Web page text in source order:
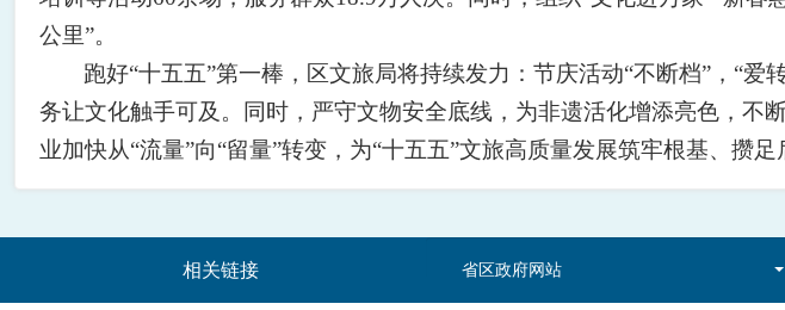
公里”。
跑好“十五五”第一棒，区文旅局将持续发力：节庆活动“不断档”，“
务让文化触手可及。同时，严守文物安全底线，为非遗活化增添亮色，不
业加快从“流量”向“留量”转变，为“十五五”文旅高质量发展筑牢根基、攒足
相关链接 省区政府网站